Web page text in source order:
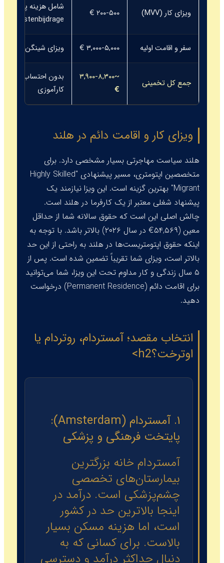
ویزای کار (MVV) ۲۰۰-۵۰۰ €
سفر و اقامت اولیه ۳,۰۰۰-۵,۰۰۰ € ویزای شینگن برای
جمع کل تخمینی
~۳,۹۰۰-۸,۳۰۰
€
بدون احتساب
کارآموزی
ویزای کار و اقامت دائم در هلند
هلند سیاست مهاجرتی بسیار مشخصی دارد. برای
متخصصین اپتومتری، مسیر پیشنهادی "Highly Skilled
Migrant" بهترین گزینه است. این ویزا نیازمند یک
پیشنهاد شغلی معتبر از یک کارفرما در هلند است.
چالش اصلی این است که حقوق سالانه شما از حداقل
معین (€۵۴,۵۶۹
در سال ۲۰۲۶) بالاتر باشد. با توجه به
اینکه حقوق اپتومتریست‌ها در هلند به راحتی از این حد
بالاتر است، ویزای شما تقریباً تضمین شده است. پس از
۵ سال زندگی و کار مداوم تحت این ویزا، شما می‌توانید
برای اقامت دائم (Permanent Residence) درخواست
دهید.
انتخاب مقصد؛ آمستردام، روتردام یا
اوترخت؟h2>
۱. آمستردام (Amsterdam):
پایتخت فرهنگی و پزشکی
آمستردام خانه بزرگترین
بیمارستان‌های تخصصی
چشم‌پزشکی است. درآمد در
اینجا بالاترین حد در کشور
است، اما هزینه مسکن بسیار
بالاست. برای کسانی که به
دنبال حداکثر درآمد و دسترسی